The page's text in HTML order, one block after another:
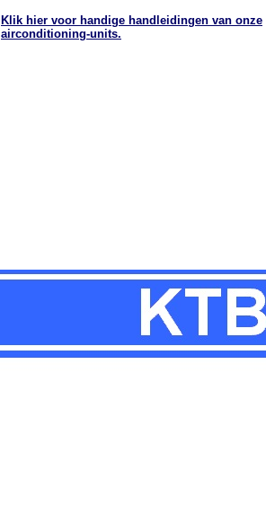
Klik hier voor handige handleidingen van onze
airconditioning-units.